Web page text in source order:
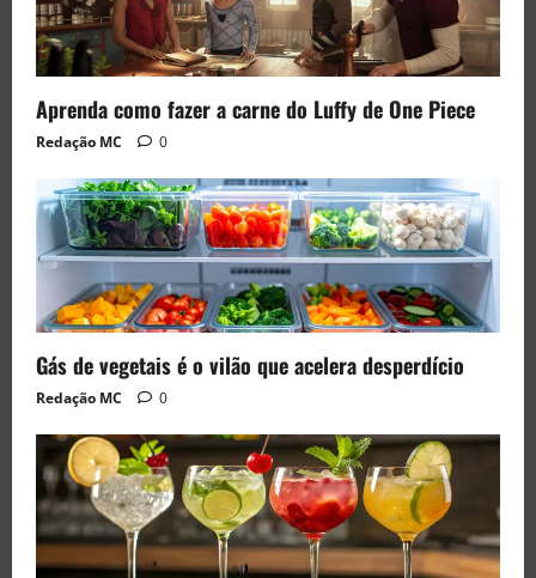
Aprenda como fazer a carne do Luffy de One Piece
Redação MC 0
Gás de vegetais é o vilão que acelera desperdício
Redação MC 0